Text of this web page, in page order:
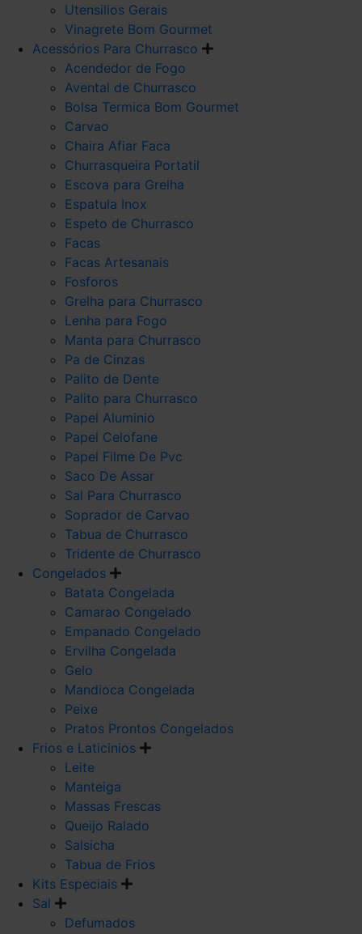
Utensilios Gerais
Vinagrete Bom Gourmet
Acessórios Para Churrasco
Acendedor de Fogo
Avental de Churrasco
Bolsa Termica Bom Gourmet
Carvao
Chaira Afiar Faca
Churrasqueira Portatil
Escova para Grelha
Espatula Inox
Espeto de Churrasco
Facas
Facas Artesanais
Fosforos
Grelha para Churrasco
Lenha para Fogo
Manta para Churrasco
Pa de Cinzas
Palito de Dente
Palito para Churrasco
Papel Aluminio
Papel Celofane
Papel Filme De Pvc
Saco De Assar
Sal Para Churrasco
Soprador de Carvao
Tabua de Churrasco
Tridente de Churrasco
Congelados
Batata Congelada
Camarao Congelado
Empanado Congelado
Ervilha Congelada
Gelo
Mandioca Congelada
Peixe
Pratos Prontos Congelados
Frios e Laticinios
Leite
Manteiga
Massas Frescas
Queijo Ralado
Salsicha
Tabua de Frios
Kits Especiais
Sal
Defumados